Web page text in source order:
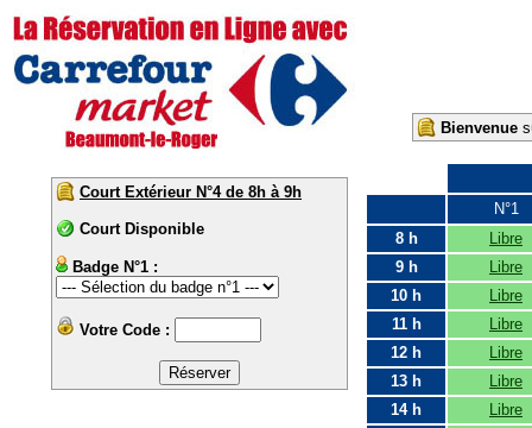
Bienvenue
Court Extérieur N°4 de 8h à 9h
Court Disponible
Badge N°1 :
Votre Code :
N°1
8 h
Libre
9 h
Libre
10 h
Libre
11 h
Libre
12 h
Libre
13 h
Libre
14 h
Libre